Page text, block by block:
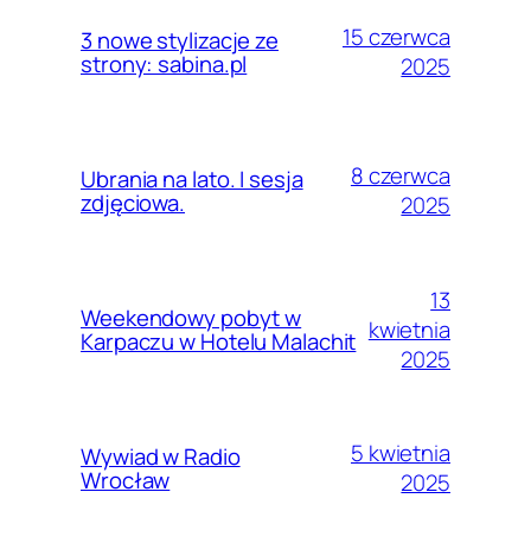
3 nowe stylizacje ze
strony: sabina.pl
15 czerwca
2025
Ubrania na lato. I sesja
zdjęciowa.
8 czerwca
2025
Weekendowy pobyt w
Karpaczu w Hotelu Malachit
13
kwietnia
2025
Wywiad w Radio
Wrocław
5 kwietnia
2025